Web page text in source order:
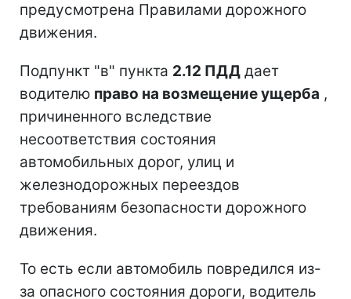
предусмотрена Правилами дорожного
движения.
Подпункт "в" пункта 2.12 ПДД дает
водителю право на возмещение ущерба ,
причиненного вследствие
несоответствия состояния
автомобильных дорог, улиц и
железнодорожных переездов
требованиям безопасности дорожного
движения.
То есть если автомобиль повредился из-
за опасного состояния дороги, водитель